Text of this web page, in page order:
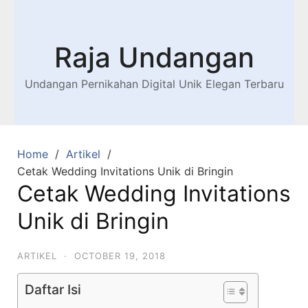
Raja Undangan
Undangan Pernikahan Digital Unik Elegan Terbaru
Home
Artikel
Cetak Wedding Invitations Unik di Bringin
Cetak Wedding Invitations
Unik di Bringin
ARTIKEL · OCTOBER 19, 2018
Daftar Isi